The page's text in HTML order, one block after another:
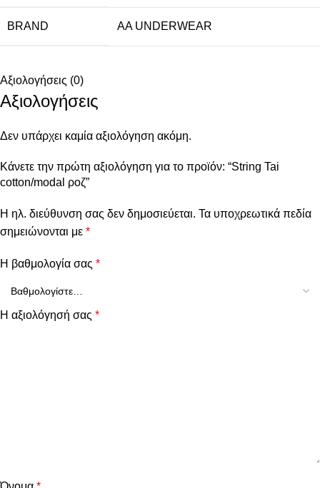
BRAND AA UNDERWEAR
Αξιολογήσεις (0)
Αξιολογήσεις
Δεν υπάρχει καμία αξιολόγηση ακόμη.
Κάνετε την πρώτη αξιολόγηση για το προϊόν: “String Tai
cotton/modal ροζ”
Η ηλ. διεύθυνση σας δεν δημοσιεύεται. Τα υποχρεωτικά πεδία
σημειώνονται με *
Η βαθμολογία σας *
Η αξιολόγησή σας *